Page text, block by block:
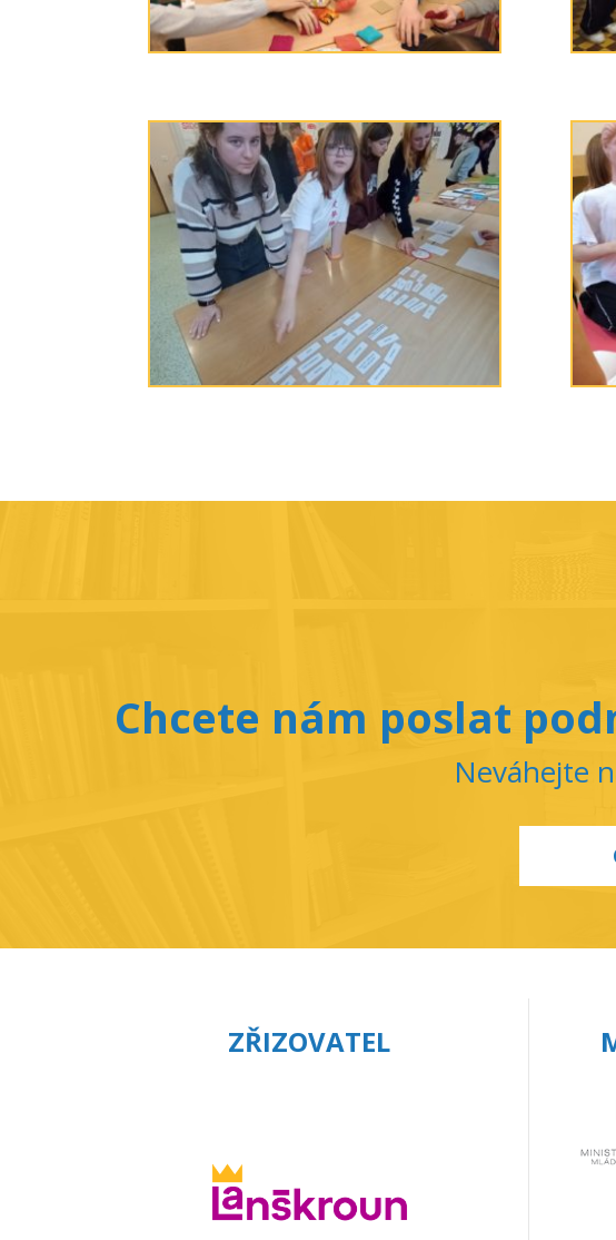
Chcete nám poslat
Neváhejte
ZŘIZOVATEL